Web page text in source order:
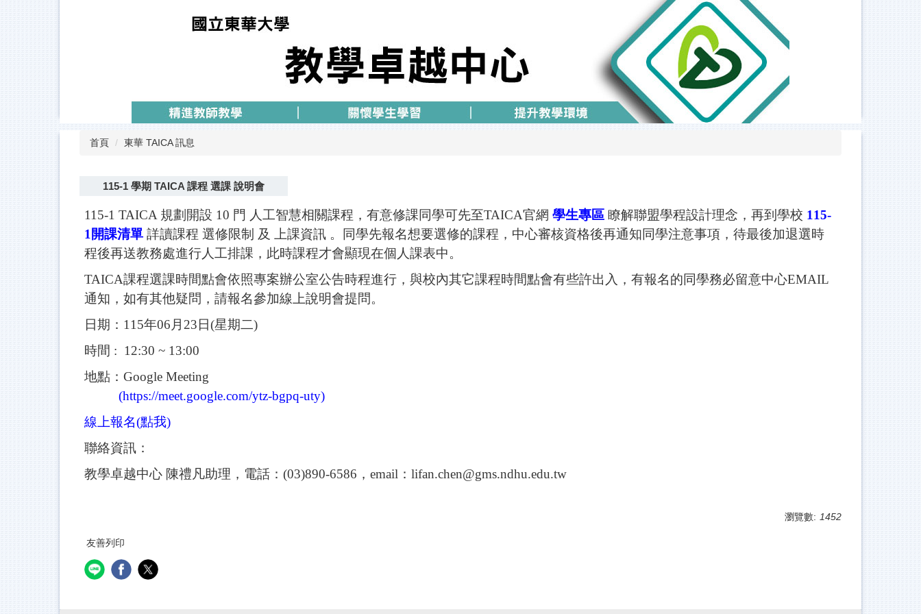
首頁 東華 TAICA 訊息
115-1 學期 TAICA 課程 選課 說明會
115-1 TAICA 規劃開設 10 門 人工智慧相關課程，有意修課同學可先至TAICA官網 學生專區 瞭解聯盟學程設計理念，再到學校 115-
1開課清單 詳讀課程 選修限制 及 上課資訊 。
同學先報名想要選修的課程，中心審核資格後再通知同學注意事項，待最後加退選時
程後再送教務處進行人工排課，此時課程才會顯現在個人課表中。
TAICA課程選課時間點會依照專案辦公室公告時程進行，與校內其它課程時間點會有些許出入，有報名的同學務必留意中心EMAIL
通知，如有其他疑問，請報名參加線上說明會提問。
日期：115年06月23日(星期二)
時間 : 12:30 ~ 13:00
地點：Google Meeting
(https://meet.google.com/ytz-bgpq-uty)
線上報名(點我)
聯絡資訊：
教學卓越中心 陳禮凡助理，電話：(03)890-6586，email：lifan.chen@gms.ndhu.edu.tw
瀏覽數: 1452
友善列印